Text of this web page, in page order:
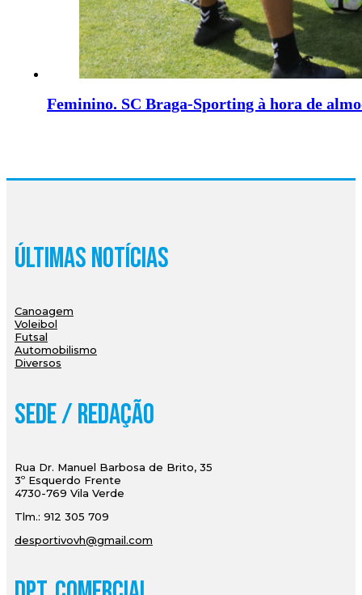
Feminino. SC Braga-Sporting à hora de
Últimas Notícias
Canoagem
Voleibol
Futsal
Automobilismo
Diversos
Sede / Redação
Rua Dr. Manuel Barbosa de Brito, 35
3º Esquerdo Frente
4730-769 Vila Verde
Tlm.: 912 305 709
desportivovh@gmail.com